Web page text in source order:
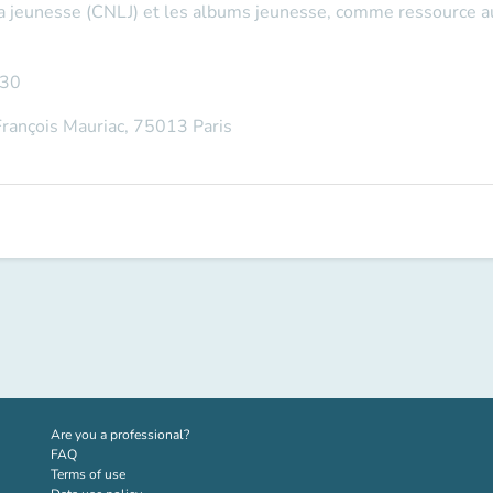
(CNLJ) et les albums jeunesse, comme ressource
Mauriac, 75013 Paris
Are you a professional?(new tab)
FAQ
Terms of use